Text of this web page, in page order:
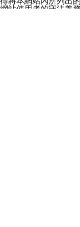
網站使用者的守法義